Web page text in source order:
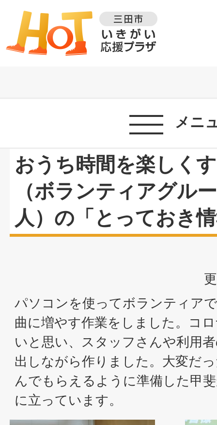
メニ
おうち時間を楽しく
（ボランティアグル
人）の「とっておき
パソコンを使ってボランティア
曲に増やす作業をしました。コ
いと思い、スタッフさんや利用
出しながら作りました。大変だ
んでもらえるように準備した甲
に立っています。